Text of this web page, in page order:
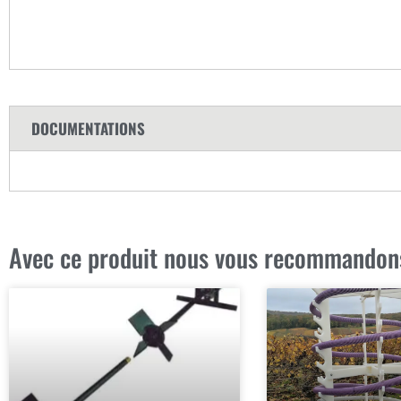
DOCUMENTATIONS
Avec ce produit nous vous